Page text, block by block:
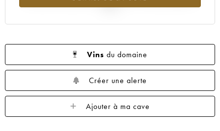
Vins du domaine
Créer une alerte
Ajouter à ma cave